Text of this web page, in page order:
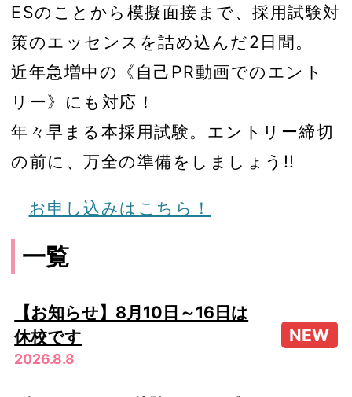
ESのことから模擬面接まで、採用試験対
策のエッセンスを詰め込んだ2日間。
近年急増中の《自己PR動画でのエント
リー》にも対応！
年々早まる本採用試験。エントリー締切
の前に、万全の準備をしましょう!!
お申し込みはこちら！
一覧
【お知らせ】8月10日～16日は
休校です
2026.8.8